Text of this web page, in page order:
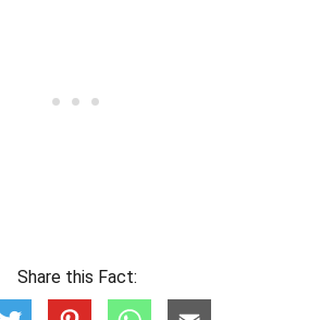
Share this Fact: